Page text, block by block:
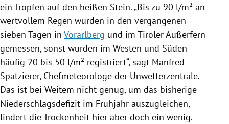
ein Tropfen auf den heißen Stein. „Bis zu 90 l/m² an
wertvollem Regen wurden in den vergangenen
sieben Tagen in Vorarlberg und im Tiroler Außerfern
gemessen, sonst wurden im Westen und Süden
häufig 20 bis 50 l/m² registriert“, sagt Manfred
Spatzierer, Chefmeteorologe der Unwetterzentrale.
Das ist bei Weitem nicht genug, um das bisherige
Niederschlagsdefizit im Frühjahr auszugleichen,
lindert die Trockenheit hier aber doch ein wenig.